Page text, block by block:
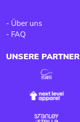
- Über uns
- FAQ
UNSERE PARTNER